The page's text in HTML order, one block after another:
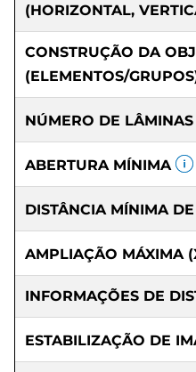
(HORIZONTAL,
CONSTRUÇÃO DA
(ELEMENTOS/
NÚMERO DE
ABERTURA MÍNIMA
DISTÂNCIA MÍNIMA
AMPLIAÇÃO MÁXIMA
INFORMAÇÕES DE
ESTABILIZAÇÃO DE